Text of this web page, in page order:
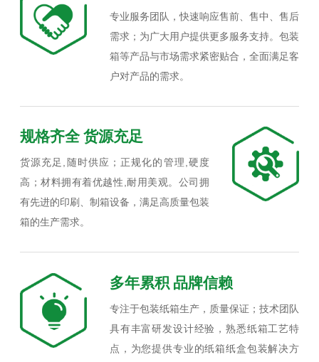
专业服务团队，快速响应售前、售中、售后
需求；为广大用户提供更多服务支持。包装
箱等产品与市场需求紧密贴合，全面满足客
户对产品的需求。
规格齐全 货源充足
货源充足,随时供应；正规化的管理,硬度
高；材料拥有着优越性,耐用美观。公司拥
有先进的印刷、制箱设备，满足高质量包装
箱的生产需求。
多年累积 品牌信赖
专注于包装纸箱生产，质量保证；技术团队
具有丰富研发设计经验，熟悉纸箱工艺特
点，为您提供专业的纸箱纸盒包装解决方